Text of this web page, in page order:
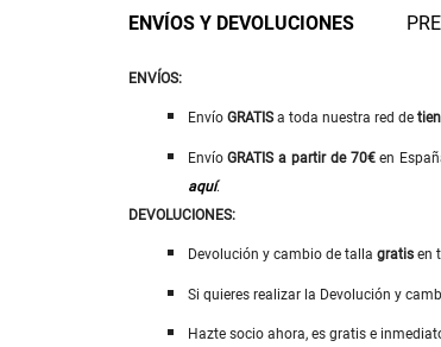
ENVÍOS Y DEVOLUCIONES
ENVÍOS:
Envío GRATISa toda nuestra red de
EnvíoGRATISa partir de 70€en
aquí.
DEVOLUCIONES:
Devolución y cambio de talla gratis en
Si quieres realizar la Devolución y
Hazte socio ahora, es gratis e